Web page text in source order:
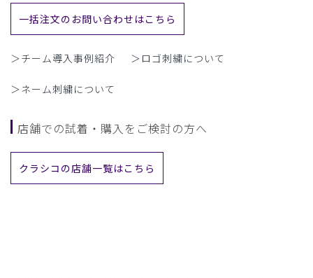
一括注文のお問い合わせはこちら
＞チーム導入事例紹介 ＞ロゴ刺繍について
＞ネーム刺繍について
店舗での試着・購入をご検討の方へ
クラシコの店舗一覧はこちら